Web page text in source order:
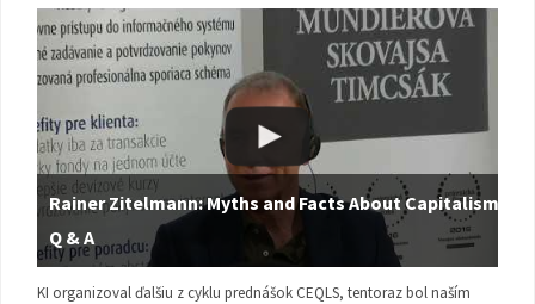
Rainer Zitelmann: Myths and Facts About Capitalism |
Q & A
KI organizoval ďalšiu z cyklu prednášok CEQLS, tentoraz bol naším